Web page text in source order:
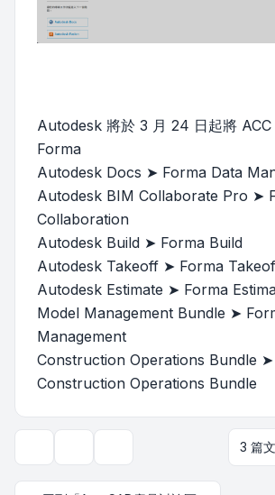
Autodesk 將於 3 月 24 日起將 ACC
Forma
Autodesk Docs ➤ Forma Data
Autodesk BIM Collaborate Pro ➤
Collaboration
Autodesk Build ➤ Forma Build
Autodesk Takeoff ➤ Forma
Autodesk Estimate ➤ Forma
Model Management Bundle ➤
Management
Construction Operations Bundle
Construction Operations Bundle
3 篇